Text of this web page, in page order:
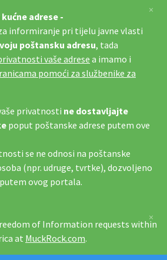
adrese -
informiranje pri tijelu javne vlasti
poštansku adresu, tada
vaše adrese a imamo i
pomoći za službenike za
privatnosti ne dostavljajte
poput poštanske adrese putem ove
se ne odnosi na poštanske
(npr. udruge, tvrtke), dozvoljeno
ovog portala.
×
of Information requests within
at MuckRock.com.
×